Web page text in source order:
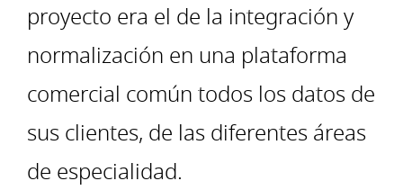
proyecto era el de la integración y
normalización en una plataforma
comercial común todos los datos de
sus clientes, de las diferentes áreas
de especialidad.